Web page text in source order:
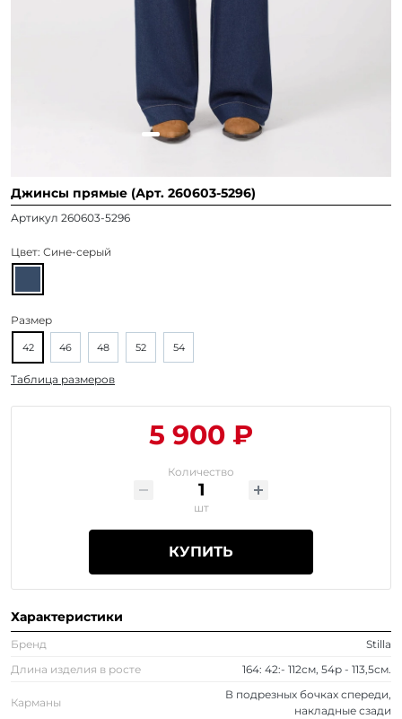
Джинсы прямые (Арт. 260603-5296)
Артикул 260603-5296
Цвет: Сине-серый
Размер
42 46 48 52 54
Таблица размеров
5 900 ₽
Количество
шт
КУПИТЬ
Характеристики
Бренд
Stilla
Длина изделия в росте
164: 42:- 112см, 54р - 113,5см.
Карманы
В подрезных бочках спереди,
накладные сзади